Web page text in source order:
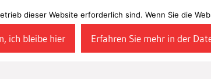
dieser Website erforderlich sind. Wenn Sie die
ich bleibe hier Erfahren Sie mehr in der